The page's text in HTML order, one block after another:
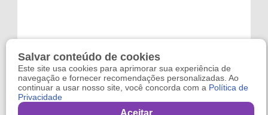
Reviltec,Filmes Online
Salvar conteúdo de cookies
Este site usa cookies para aprimorar sua experiência de
navegação e fornecer recomendações personalizadas. Ao
continuar a usar nosso site, você concorda com a Política de
Privacidade
Aceitar